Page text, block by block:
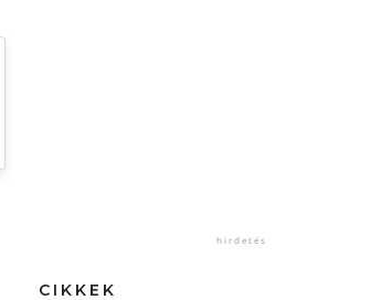
CIKKEK